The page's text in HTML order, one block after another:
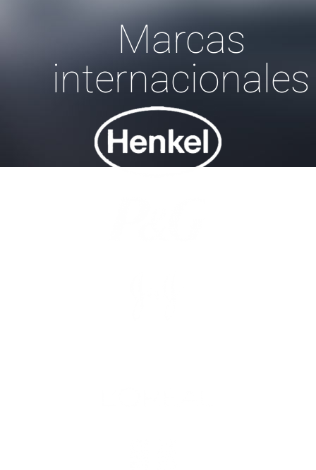
Marcas
internacionales